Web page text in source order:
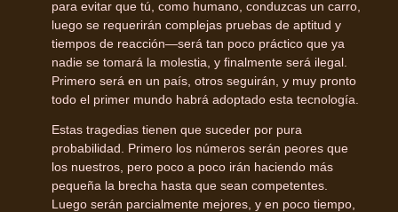
para evitar que tú, como humano, conduzcas un carro,
luego se requerirán complejas pruebas de aptitud y
tiempos de reacción—será tan poco práctico que ya
nadie se tomará la molestia, y finalmente será ilegal.
Primero será en un país, otros seguirán, y muy pronto
todo el primer mundo habrá adoptado esta tecnología.
Estas tragedias tienen que suceder por pura
probabilidad. Primero los números serán peores que
los nuestros, pero poco a poco irán haciendo más
pequeña la brecha hasta que sean competentes.
Luego serán parcialmente mejores, y en poco tiempo,